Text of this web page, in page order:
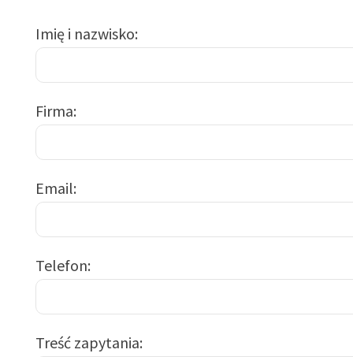
Imię i nazwisko
Firma
Email
Telefon
Treść zapytania